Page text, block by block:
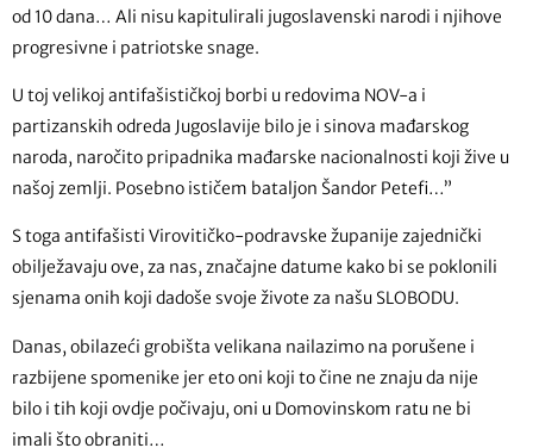
od 10 dana… Ali nisu kapitulirali jugoslavenski narodi i njihove
progresivne i patriotske snage.
U toj velikoj antifašističkoj borbi u redovima NOV-a i
partizanskih odreda Jugoslavije bilo je i sinova mađarskog
naroda, naročito pripadnika mađarske nacionalnosti koji žive u
našoj zemlji. Posebno ističem bataljon Šandor Petefi…”
S toga antifašisti Virovitičko-podravske županije zajednički
obilježavaju ove, za nas, značajne datume kako bi se poklonili
sjenama onih koji dadoše svoje živote za našu SLOBODU.
Danas, obilazeći grobišta velikana nailazimo na porušene i
razbijene spomenike jer eto oni koji to čine ne znaju da nije
bilo i tih koji ovdje počivaju, oni u Domovinskom ratu ne bi
imali što obraniti…